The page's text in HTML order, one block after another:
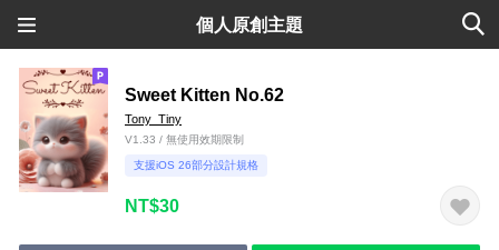
個人原創主題
Sweet Kitten No.62
Tony_Tiny
V1.33 / 無使用效期限制
支援iOS 26部分設計規格
NT$30